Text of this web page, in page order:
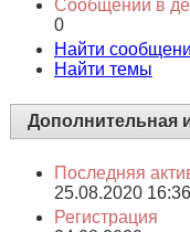
Сообщений в
0
Найти
Найти темы
Дополнительная
Последняя
25.08.2020 16:36
Регистрация